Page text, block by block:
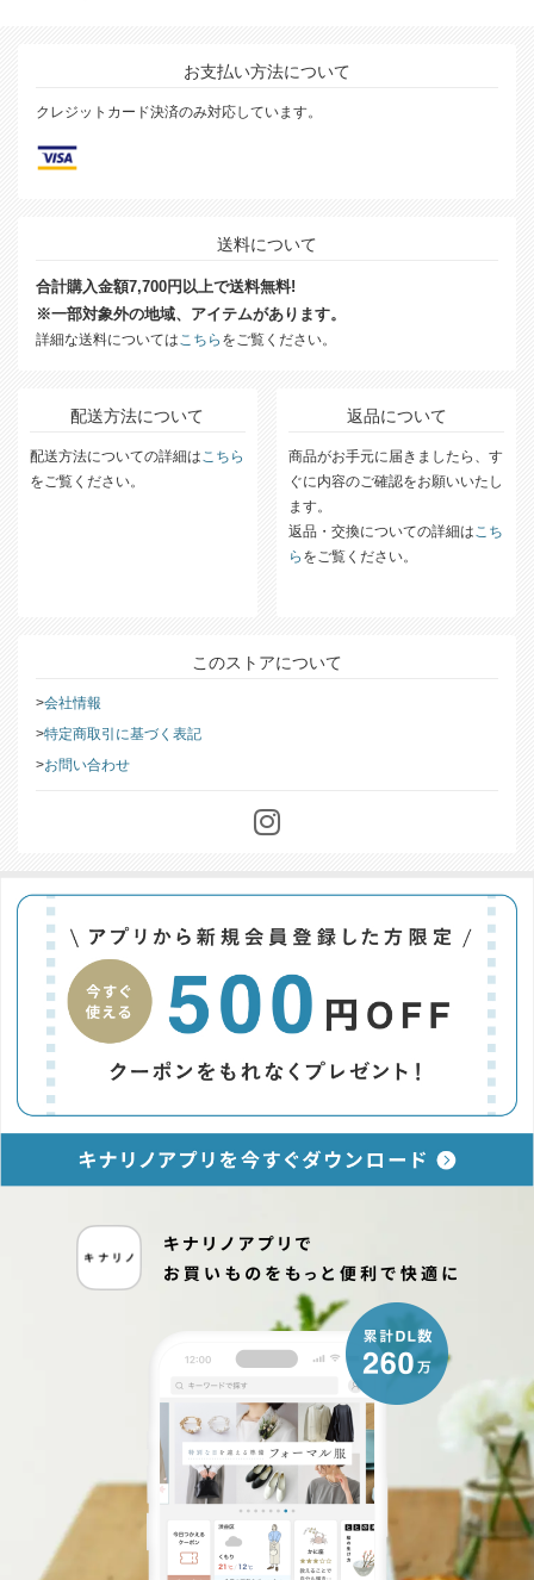
お支払い方法について
クレジットカード決済のみ対応しています。
送料について
合計購入金額7,700円以上で送料無料!
※一部対象外の地域、アイテムがあります。
詳細な送料についてはこちら をご覧ください。
配送方法について
配送方法についての詳細はこちら
をご覧ください。
返品について
商品がお手元に届きましたら、す
ぐに内容のご確認をお願いいたし
ます。
返品・交換についての詳細はこち
ら をご覧ください。
このストアについて
会社情報
特定商取引に基づく表記
お問い合わせ